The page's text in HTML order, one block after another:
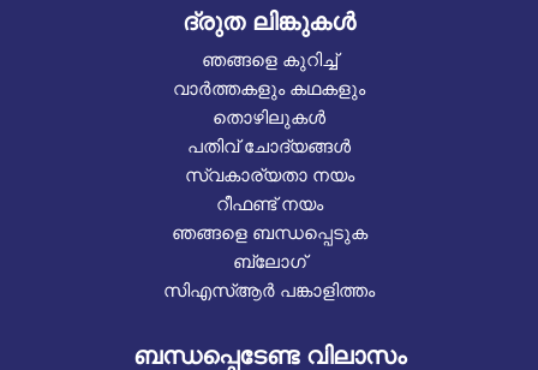
ദ്രുത ലിങ്കുകൾ
ഞങ്ങളെ കുറിച്ച്
വാർത്തകളും കഥകളും
തൊഴിലുകൾ
പതിവ് ചോദ്യങ്ങൾ
സ്വകാര്യതാ നയം
റീഫണ്ട് നയം
ഞങ്ങളെ ബന്ധപ്പെടുക
ബ്ലോഗ്
സിഎസ്ആർ പങ്കാളിത്തം
ബന്ധപ്പെടേണ്ട വിലാസം